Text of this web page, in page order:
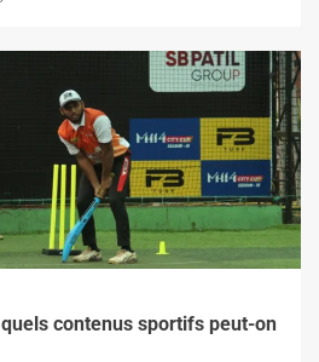
contenus sportifs peut-on